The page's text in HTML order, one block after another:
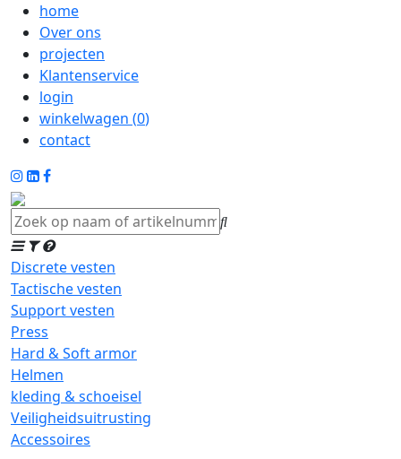
home
Over ons
projecten
Klantenservice
login
winkelwagen (0)
contact
Discrete vesten
Tactische vesten
Support vesten
Press
Hard & Soft armor
Helmen
kleding & schoeisel
Veiligheidsuitrusting
Accessoires